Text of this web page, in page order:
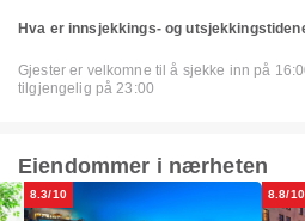
Hva er innsjekkings- og
Gjester er velkomne til å sjekke inn på
tilgjengelig på 23:00
Eiendommer i nærheten
8.3/10 8.8/10